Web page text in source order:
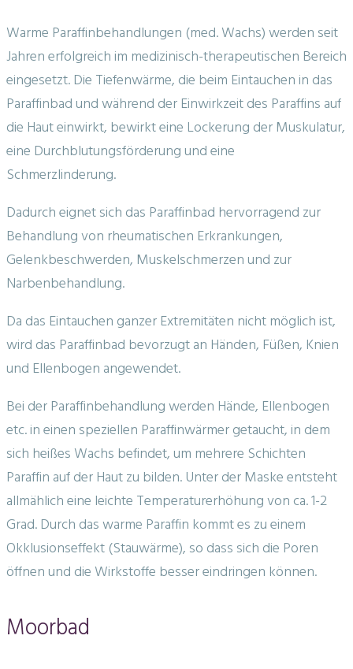
Warme Paraffinbehandlungen (med. Wachs) werden seit
Jahren erfolgreich im medizinisch-therapeutischen Bereich
eingesetzt. Die Tiefenwärme, die beim Eintauchen in das
Paraffinbad und während der Einwirkzeit des Paraffins auf
die Haut einwirkt, bewirkt eine Lockerung der Muskulatur,
eine Durchblutungsförderung und eine
Schmerzlinderung.
Dadurch eignet sich das Paraffinbad hervorragend zur
Behandlung von rheumatischen Erkrankungen,
Gelenkbeschwerden, Muskelschmerzen und zur
Narbenbehandlung.
Da das Eintauchen ganzer Extremitäten nicht möglich ist,
wird das Paraffinbad bevorzugt an Händen, Füßen, Knien
und Ellenbogen angewendet.
Bei der Paraffinbehandlung werden Hände, Ellenbogen
etc. in einen speziellen Paraffinwärmer getaucht, in dem
sich heißes Wachs befindet, um mehrere Schichten
Paraffin auf der Haut zu bilden. Unter der Maske entsteht
allmählich eine leichte Temperaturerhöhung von ca. 1-2
Grad. Durch das warme Paraffin kommt es zu einem
Okklusionseffekt (Stauwärme), so dass sich die Poren
öffnen und die Wirkstoffe besser eindringen können.
Moorbad